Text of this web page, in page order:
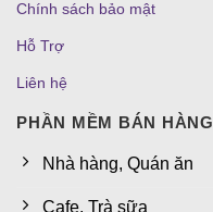
Chính sách bảo mật
Hỗ Trợ
Liên hệ
PHẦN MỀM BÁN HÀNG
Nhà hàng, Quán ăn
Cafe, Trà sữa